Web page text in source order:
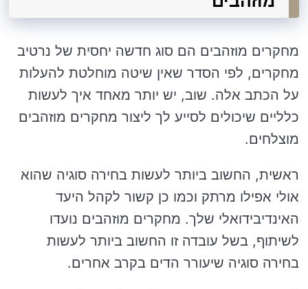
מחקרים מוזהבים הם סוג חדשה יחסית של נרטיב
מחקרים, לפי הסדר שאין שיטה מוחלטת להעלות
על הכתב אלה. שוב, יש יותר מאחד איך לעשות
כלליים שיכולים לסייע לך ליצור מחקרים מוזהבים
מוצלחים.
ראשית, החשוב ביותר לעשות בחירה סוגיה שהוא
אולי אפילו מרתק וכמו כן קשור לקהל היעד
האינדיבידואלי שלך. מחקרים מוזהבים נועדו
לשיתוף, בשל עובדה זו החשוב ביותר לעשות
בחירה סוגיה שיעורר הדים בקרב אחרים.